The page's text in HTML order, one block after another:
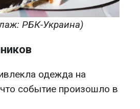
РБК-Украина)
одежда на
событие произошло в